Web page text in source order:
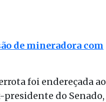
de mineradora com
foi endereçada ao
presidente do Senado,